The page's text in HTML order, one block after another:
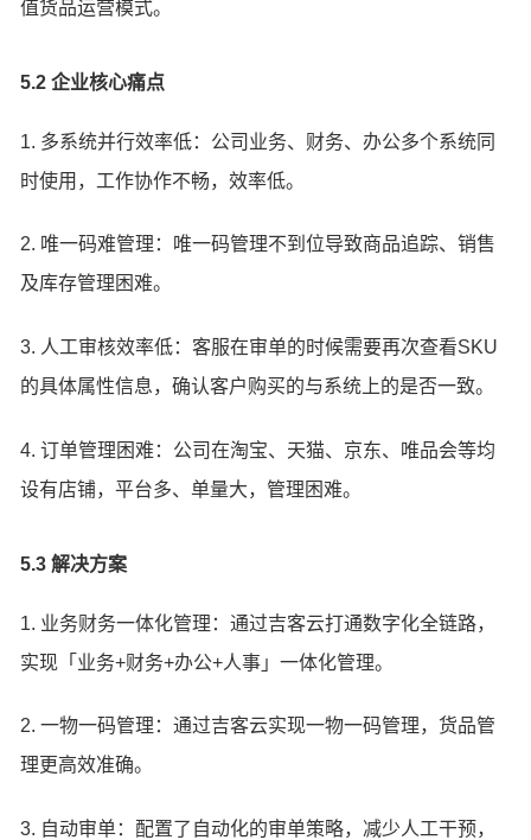
值货品运营模式。
5.2 企业核心痛点
1. 多系统并行效率低：公司业务、财务、办公多个系统同
时使用，工作协作不畅，效率低。
2. 唯一码难管理：唯一码管理不到位导致商品追踪、销售
及库存管理困难。
3. 人工审核效率低：客服在审单的时候需要再次查看SKU
的具体属性信息，确认客户购买的与系统上的是否一致。
4. 订单管理困难：公司在淘宝、天猫、京东、唯品会等均
设有店铺，平台多、单量大，管理困难。
5.3 解决方案
1. 业务财务一体化管理：通过吉客云打通数字化全链路，
实现「业务+财务+办公+人事」一体化管理。
2. 一物一码管理：通过吉客云实现一物一码管理，货品管
理更高效准确。
3. 自动审单：配置了自动化的审单策略，减少人工干预，